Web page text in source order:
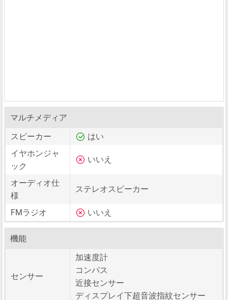
マルチメディア
スピーカー
はい
イヤホンジャ
ック
いいえ
オーディオ仕
様
ステレオスピーカー
FMラジオ いいえ
機能
センサー
加速度計
コンパス
近接センサー
ディスプレイ下超音波指紋センサー